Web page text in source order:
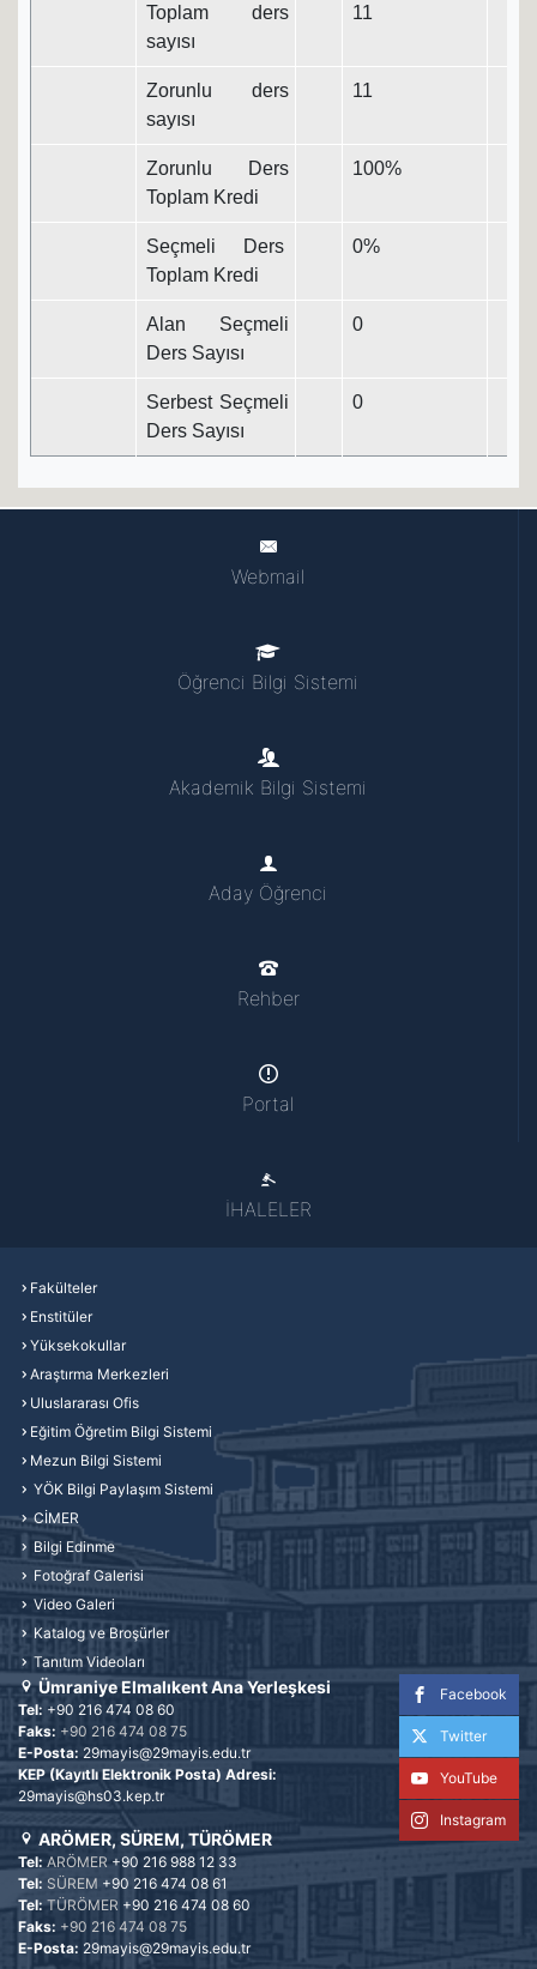
Toplam ders
sayısı
11
Zorunlu ders
sayısı
11
Zorunlu Ders
Toplam Kredi
100%
Seçmeli Ders
Toplam Kredi
0%
Alan Seçmeli
Ders Sayısı
0
Serbest Seçmeli
Ders Sayısı
0
Webmail
Öğrenci Bilgi Sistemi
Akademik Bilgi Sistemi
Aday Öğrenci
Rehber
Portal
İHALELER
Fakülteler
Enstitüler
Yüksekokullar
Araştırma Merkezleri
Uluslararası Ofis
Eğitim Öğretim Bilgi Sistemi
Mezun Bilgi Sistemi
YÖK Bilgi Paylaşım Sistemi
CİMER
Bilgi Edinme
Fotoğraf Galerisi
Video Galeri
Katalog ve Broşürler
Tanıtım Videoları
Facebook
Twitter
YouTube
Instagram
Ümraniye Elmalıkent Ana Yerleşkesi
Tel: +90 216 474 08 60
Faks: +90 216 474 08 75
E-Posta: 29mayis@29mayis.edu.tr
KEP (Kayıtlı Elektronik Posta) Adresi:
29mayis@hs03.kep.tr
ARÖMER, SÜREM, TÜRÖMER
Tel: ARÖMER +90 216 988 12 33
Tel: SÜREM +90 216 474 08 61
Tel:TÜRÖMER +90 216 474 08 60
Faks: +90 216 474 08 75
E-Posta: 29mayis@29mayis.edu.tr